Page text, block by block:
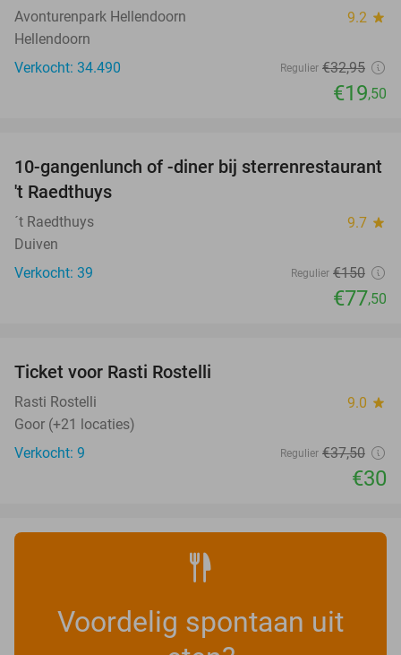
Avonturenpark Hellendoorn 9.2 star
Hellendoorn
Verkocht: 34.490
Regulier €32,95
€19,50
48%
NEW
TODAY
10-gangenlunch of -diner bij sterrenrestaurant
't Raedthuys
´t Raedthuys 9.7 star
Duiven
Verkocht: 39
Regulier €150
€77,50
TODAY
Ticket voor Rasti Rostelli
Rasti Rostelli 9.0 star
Goor (+21 locaties)
Verkocht: 9
Regulier €37,50
€30
Voordelig spontaan uit